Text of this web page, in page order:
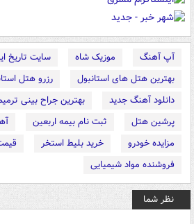
آپ آهنگ موزیک شاه
سایت تاریخ
بهترین هتل های استانبول
رزرو هتل
دانلود آهنگ جدید
بهترین جراح بینی
پرشین هتل
ثبت نام بیمه اربعین
مزایده خودرو
خرید بلیط استخر
فروشنده مواد شیمیایی
نظر شما